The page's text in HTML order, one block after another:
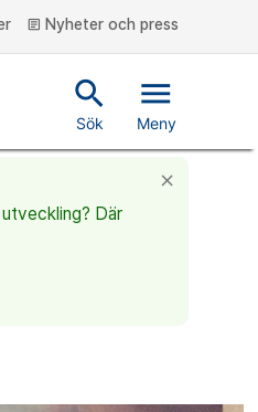
article Nyheter och press
search
Sök
menu
Meny
Där
close